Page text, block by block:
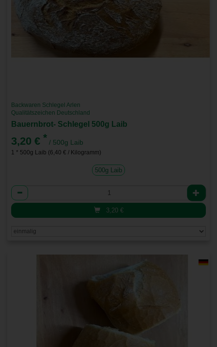
Backwaren Schlegel Arlen
Qualitätszeichen Deutschland
Bauernbrot- Schlegel 500g Laib
3,20 € * / 500g Laib
1 * 500g Laib (6,40 € / Kilogramm)
500g Laib
Anzahl
3,20 €